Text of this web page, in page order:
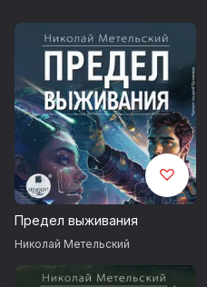
Предел выживания
Николай Метельский